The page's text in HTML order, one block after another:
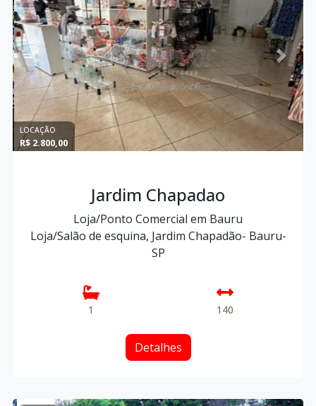
Previous Next
LOCAÇÃO
R$ 2.800,00
Jardim Chapadao
Loja/Ponto Comercial em Bauru
Loja/Salão de esquina, Jardim Chapadão- Bauru-
SP
1 140
Detalhes